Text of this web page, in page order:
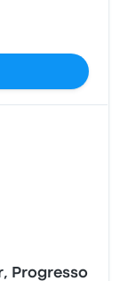
Progresso